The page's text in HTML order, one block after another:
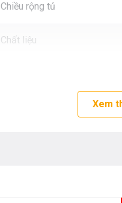
Chiều rộng tủ
Chất liệu
Xem